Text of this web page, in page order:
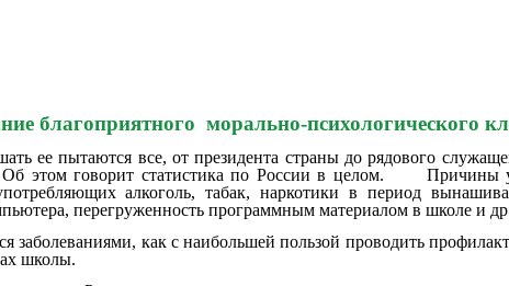
благоприятного морально-психологического
ее пытаются все, от президента страны до рядового
этом говорит статистика по России в целом. Причины
алкоголь, табак, наркотики в период
перегруженность программным материалом в школе и
как с наибольшей пользой проводить
школы.